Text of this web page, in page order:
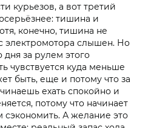
курьезов, а вот третий
тишина и
конечно, тишина не
электромотора слышен. Но
дня за рулем этого
чувствуется куда меньше
быть, еще и потому что за
ехать спокойно и
потому что начинает
А желание это